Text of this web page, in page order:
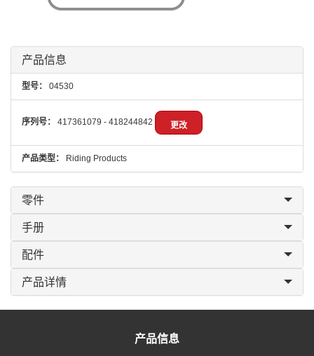
产品信息
型号： 04530
序列号： 417361079 - 418244842 更改
产品类型： Riding Products
零件
手册
配件
产品详情
产品信息